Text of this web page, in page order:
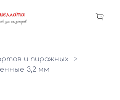
и пирожных
3,2 мм